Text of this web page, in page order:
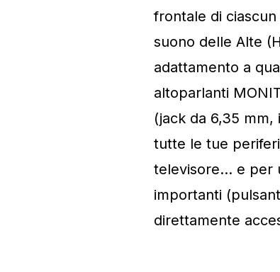
frontale di
suono delle Alte
adattamento a
altoparlanti
(jack da 6,35
tutte le tue
televisore… e per
importanti
direttamente